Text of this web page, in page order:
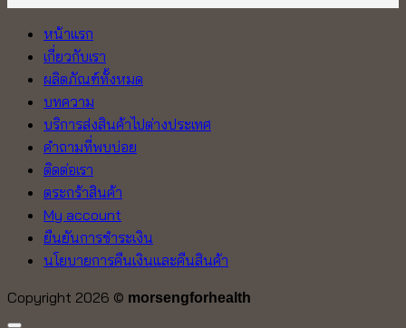
หน้าแรก
เกี่ยวกับเรา
ผลิตภัณฑ์ทั้งหมด
บทความ
บริการส่งสินค้าไปต่างประเทศ
คำถามที่พบบ่อย
ติดต่อเรา
ตระกร้าสินค้า
My account
ยืนยันการชำระเงิน
นโยบายการคืนเงินและคืนสินค้า
Copyright 2026 © morsengforhealth